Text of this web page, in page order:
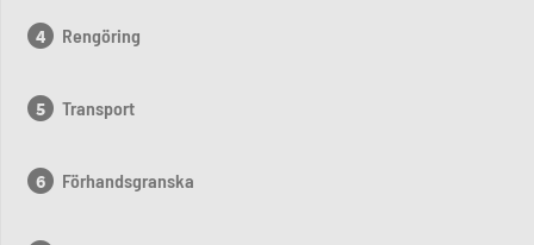
Rengöring
Transport
Förhandsgranska